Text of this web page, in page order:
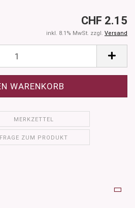
CHF 2.15
inkl. 8.1% MwSt. zzgl. Versand
MERKZETTEL
FRAGE ZUM PRODUKT